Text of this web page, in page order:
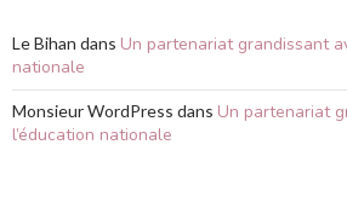
Le Bihan dans Un partenariat grandissant
nationale
Monsieur WordPress dans Un partenariat
l’éducation nationale